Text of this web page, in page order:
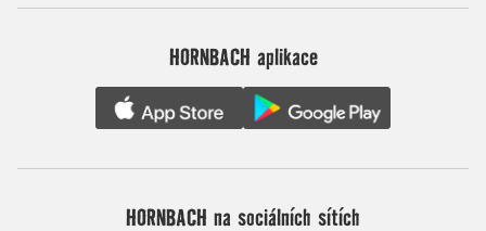
HORNBACH aplikace
HORNBACH na sociálních sítích